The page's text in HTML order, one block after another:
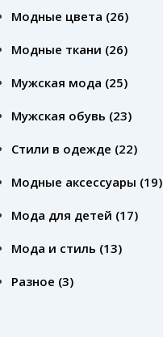
Модные цвета (26)
Модные ткани (26)
Мужская мода (25)
Мужская обувь (23)
Стили в одежде (22)
Модные аксессуары (19)
Мода для детей (17)
Мода и стиль (13)
Разное (3)